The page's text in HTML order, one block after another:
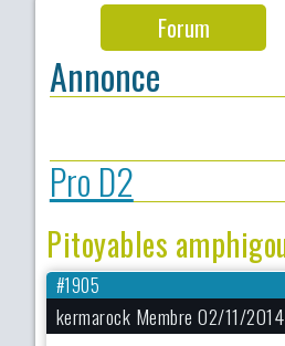
Forum
Annonce
Pro D2
Pitoyables
#1905
kermarock Membre 02/11/2014